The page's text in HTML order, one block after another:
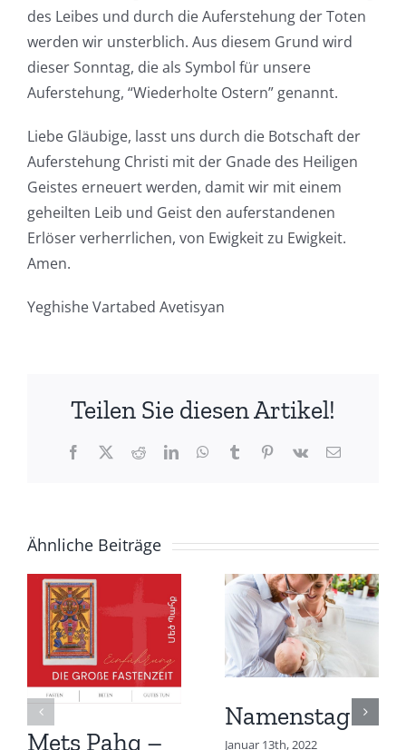
des Leibes und durch die Auferstehung der Toten
werden wir unsterblich. Aus diesem Grund wird
dieser Sonntag, die als Symbol für unsere
Auferstehung, “Wiederholte Ostern” genannt.
Liebe Gläubige, lasst uns durch die Botschaft der
Auferstehung Christi mit der Gnade des Heiligen
Geistes erneuert werden, damit wir mit einem
geheilten Leib und Geist den auferstandenen
Erlöser verherrlichen, von Ewigkeit zu Ewigkeit.
Amen.
Yeghishe Vartabed Avetisyan
Teilen Sie diesen Artikel!
Facebook
X RedditLinkedInWhatsApp
TumblrPinterest
Vk
E-
Ähnliche Beiträge
Mets Pahq –
Namenstag
Januar 13th, 2022